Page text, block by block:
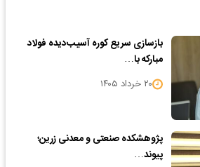
بازسازی سریع کوره آسیب‌دیده فولاد
مبارکه با…
۲۰ خرداد ۱۴۰۵
پژوهشکده صنعتی و معدنی زرین؛
پیوند…